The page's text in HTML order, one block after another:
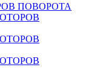
ПОВОРОТА